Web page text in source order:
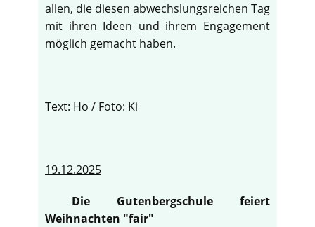
allen, die diesen abwechslungsreichen Tag
mit ihren Ideen und ihrem Engagement
möglich gemacht haben.
Text: Ho / Foto: Ki
19.12.2025
Die Gutenbergschule feiert
Weihnachten "fair"